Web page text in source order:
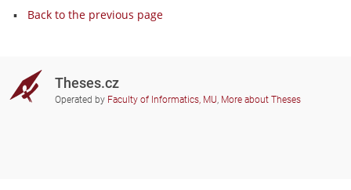
Back to the previous page
Theses.cz
Operated by Faculty of Informatics, MU, More about Theses